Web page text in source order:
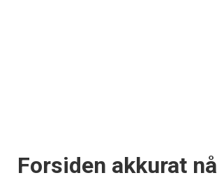
Forsiden akkurat nå